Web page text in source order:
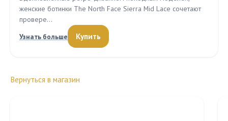
женские ботинки The North Face Sierra Mid Lace сочетают
провере…
Узнать больше
Купить
Вернуться в магазин